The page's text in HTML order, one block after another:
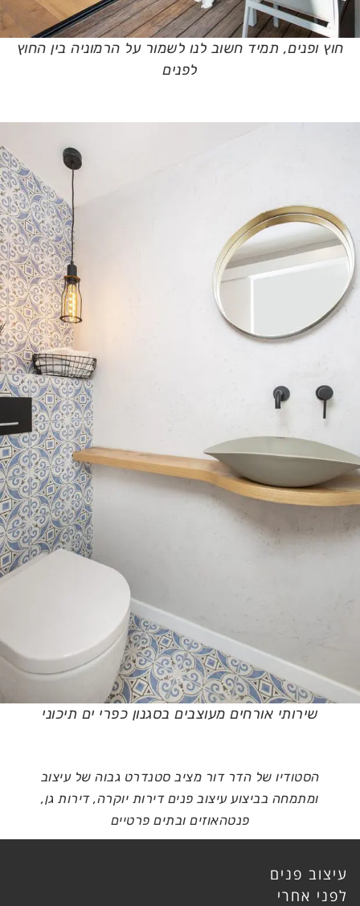
חוץ ופנים, תמיד חשוב לנו לשמור על הרמוניה בין החוץ
לפנים
שירותי אורחים מעוצבים בסגנון כפרי ים תיכוני
הסטודיו של הדר דור מציב סטנדרט גבוה של עיצוב
ומתמחה בביצוע עיצוב פנים דירות יוקרה, דירות גן,
פנטהאוזים ובתים פרטיים
עיצוב פנים
לפני אחרי